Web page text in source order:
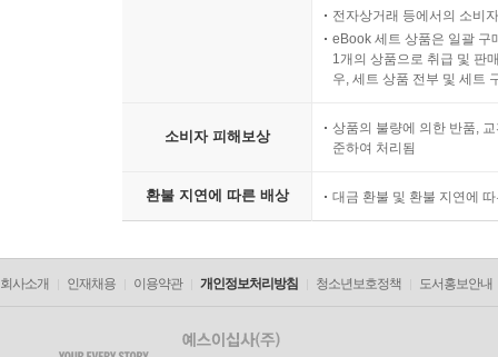
전자상거래 등에서의 소비
eBook 세트 상품은 일괄 구
1개의 상품으로 취급 및 판
우, 세트 상품 전부 및 세트
소비자 피해보상
상품의 불량에 의한 반품,
준하여 처리됨
환불 지연에 따른 배상 대금 환불 및 환불 지연에
회사소개 인재채용 이용약관 개인정보처리방침 청소년보호정책 도서홍보안내